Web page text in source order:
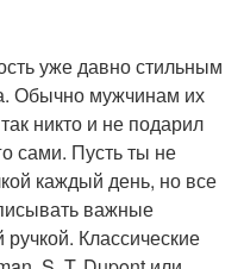
уже давно стильным
Обычно мужчинам их
никто и не подарил
сами. Пусть ты не
каждый день, но все
важные
Классические